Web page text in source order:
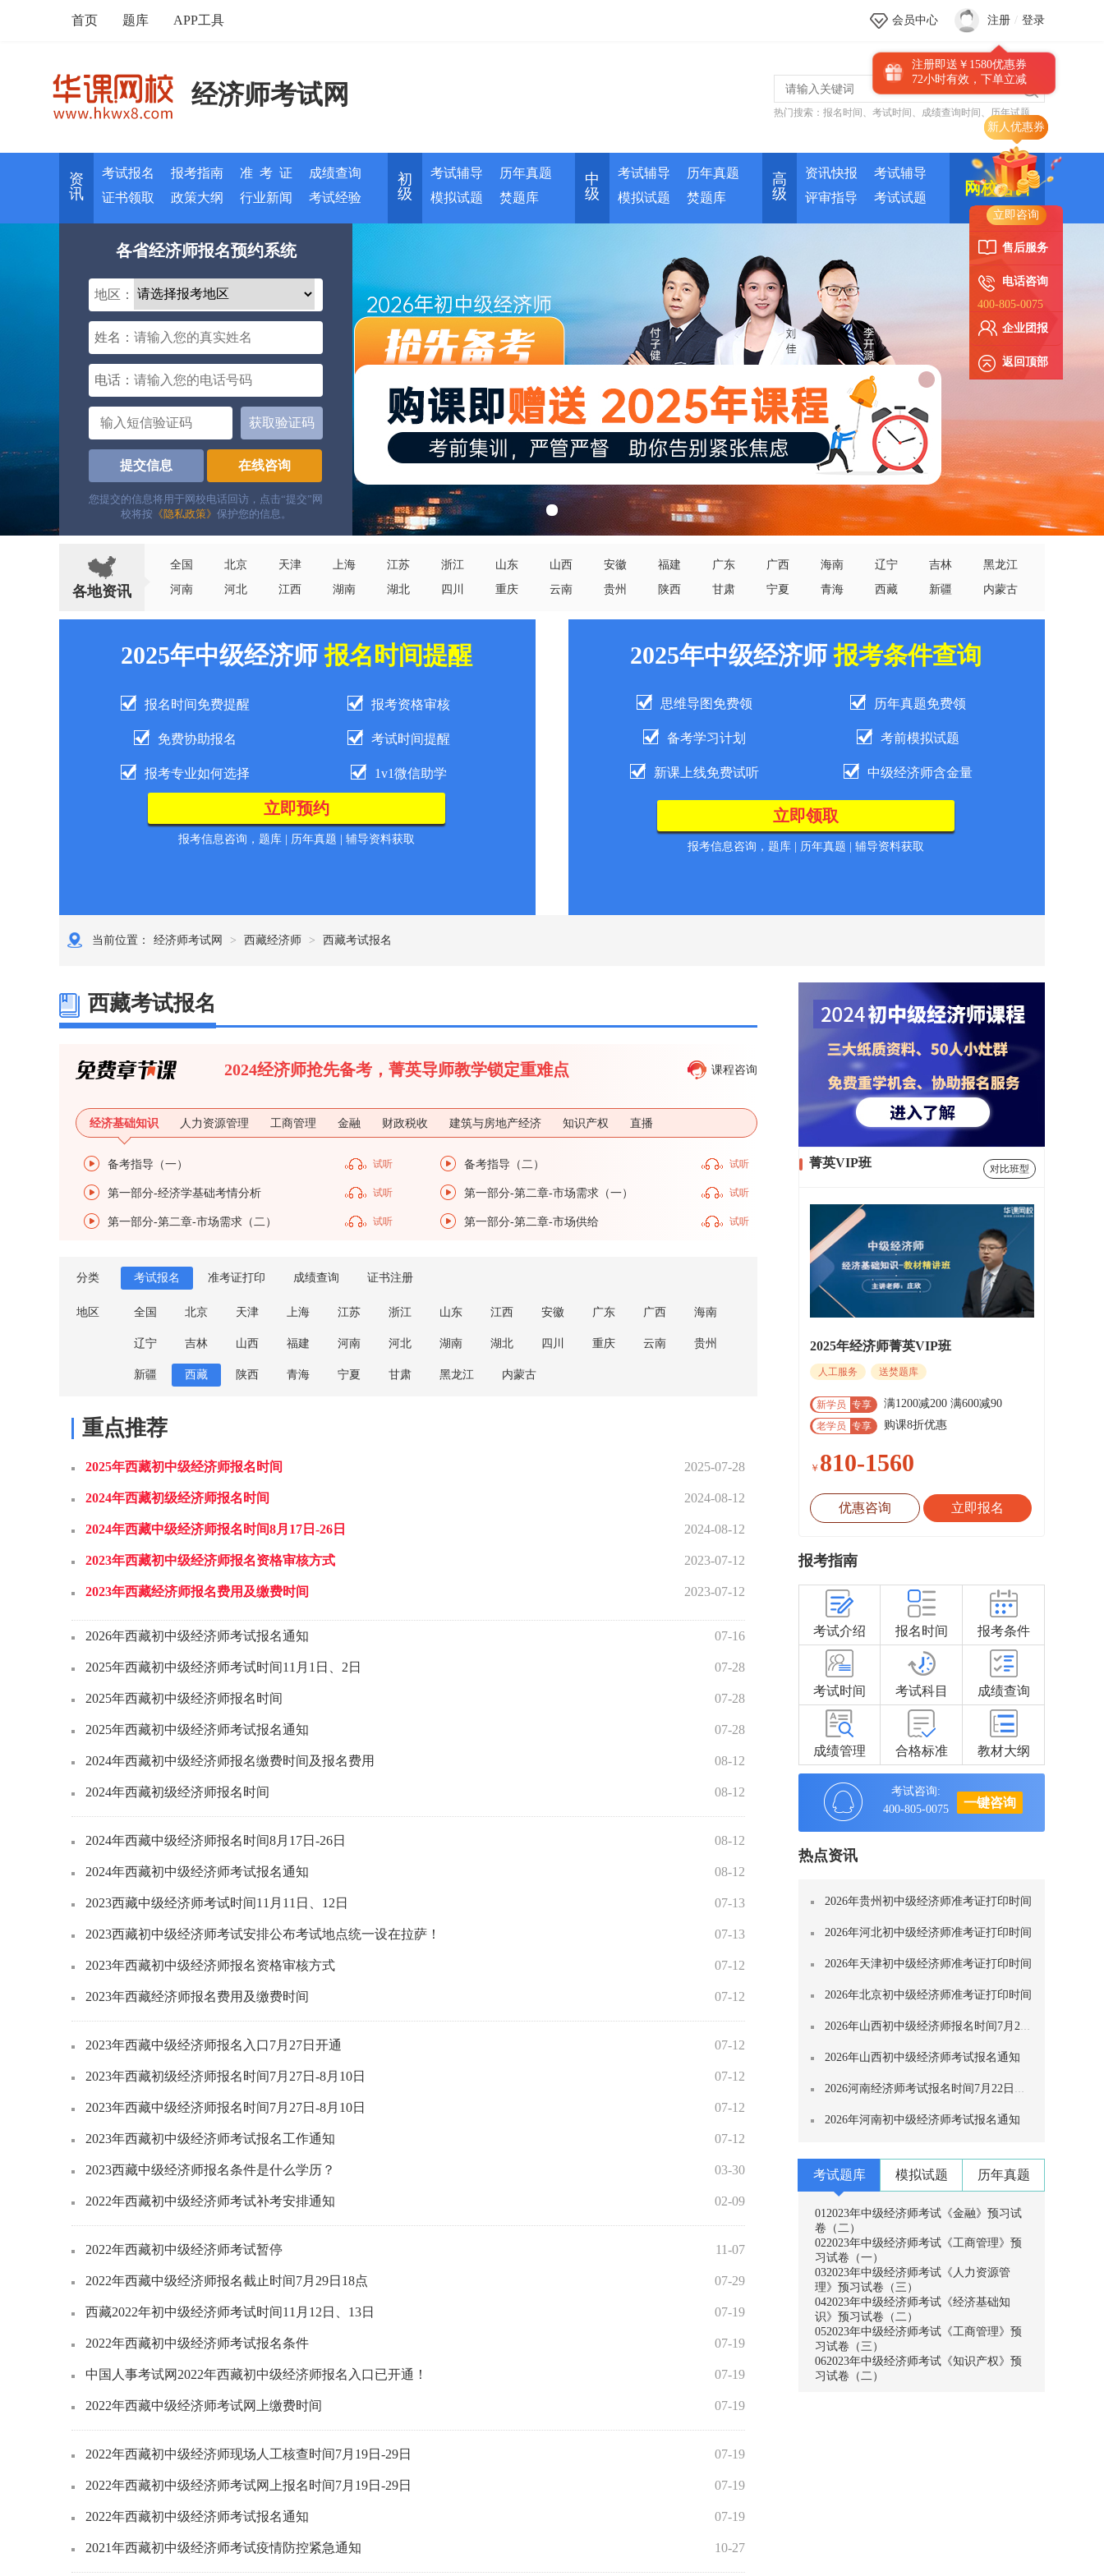
新人优惠券
立即咨询
售后服务
电话咨询
400-805-0075
企业团报
返回顶部
首页 题库 APP工具 会员中心 注册 / 登录
注册即送￥1580优惠券
72小时有效，下单立减
经济师考试网
热门搜索： 报名时间 、 考试时间 、 成绩查询时间 、 历年试题
资
讯
考试报名 报考指南 准 考 证
成绩查询
证书领取
政策大纲 行业新闻 考试经验
初
级
考试辅导
历年真题
模拟试题
焚题库
中
级
考试辅导
历年真题
模拟试题
焚题库
高
级
资讯快报
考试辅导
评审指导
考试试题
网校培训
各省经济师报名预约系统
地区：
姓名：
电话：
获取验证码
提交信息 在线咨询
您提交的信息将用于网校电话回访，点击“提交”网
校将按 《隐私政策》 保护您的信息。
各地资讯
全国 北京 天津 上海 江苏 浙江 山东 山西 安徽 福建 广东 广西 海南 辽宁 吉林
黑龙江
河南
河北 江西 湖南 湖北 四川 重庆 云南 贵州 陕西 甘肃 宁夏 青海 西藏 新疆 内蒙古
2025年中级经济师报名时间提醒
报名时间免费提醒 报考资格审核
免费协助报名 考试时间提醒
报考专业如何选择 1v1微信助学
报考信息咨询，题库 | 历年真题 | 辅导资料获取
2025年中级经济师报考条件查询
思维导图免费领 历年真题免费领
备考学习计划 考前模拟试题
新课上线免费试听 中级经济师含金量
报考信息咨询，题库 | 历年真题 | 辅导资料获取
当前位置： 经济师考试网 > 西藏经济师 > 西藏考试报名
西藏考试报名
2024经济师抢先备考，菁英导师教学锁定重难点 课程咨询
经济基础知识 人力资源管理 工商管理 金融 财政税收 建筑与房地产经济 知识产权 直播
备考指导（一） 试听 备考指导（二） 试听
第一部分-经济学基础考情分析 试听 第一部分-第二章-市场需求（一） 试听
第一部分-第二章-市场需求（二） 试听 第一部分-第二章-市场供给 试听
分类 考试报名 准考证打印 成绩查询 证书注册
地区 全国 北京 天津 上海 江苏 浙江 山东 江西 安徽 广东 广西 海南
辽宁 吉林 山西 福建 河南 河北 湖南 湖北 四川 重庆 云南 贵州
新疆 西藏 陕西 青海 宁夏 甘肃 黑龙江 内蒙古
重点推荐
2025年西藏初中级经济师报名时间 2025-07-28
2024年西藏初级经济师报名时间 2024-08-12
2024年西藏中级经济师报名时间8月17日-26日 2024-08-12
2023年西藏初中级经济师报名资格审核方式 2023-07-12
2023年西藏经济师报名费用及缴费时间 2023-07-12
2026年西藏初中级经济师考试报名通知 07-16
2025年西藏初中级经济师考试时间11月1日、2日 07-28
2025年西藏初中级经济师报名时间 07-28
2025年西藏初中级经济师考试报名通知 07-28
2024年西藏初中级经济师报名缴费时间及报名费用 08-12
2024年西藏初级经济师报名时间 08-12
2024年西藏中级经济师报名时间8月17日-26日 08-12
2024年西藏初中级经济师考试报名通知 08-12
2023西藏中级经济师考试时间11月11日、12日 07-13
2023西藏初中级经济师考试安排公布考试地点统一设在拉萨！ 07-13
2023年西藏初中级经济师报名资格审核方式 07-12
2023年西藏经济师报名费用及缴费时间 07-12
2023年西藏中级经济师报名入口7月27日开通 07-12
2023年西藏初级经济师报名时间7月27日-8月10日 07-12
2023年西藏中级经济师报名时间7月27日-8月10日 07-12
2023年西藏初中级经济师考试报名工作通知 07-12
2023西藏中级经济师报名条件是什么学历？ 03-30
2022年西藏初中级经济师考试补考安排通知 02-09
2022年西藏初中级经济师考试暂停 11-07
2022年西藏中级经济师报名截止时间7月29日18点 07-29
西藏2022年初中级经济师考试时间11月12日、13日 07-19
2022年西藏初中级经济师考试报名条件 07-19
中国人事考试网2022年西藏初中级经济师报名入口已开通！ 07-19
2022年西藏中级经济师考试网上缴费时间 07-19
2022年西藏初中级经济师现场人工核查时间7月19日-29日 07-19
2022年西藏初中级经济师考试网上报名时间7月19日-29日 07-19
2022年西藏初中级经济师考试报名通知 07-19
2021年西藏初中级经济师考试疫情防控紧急通知 10-27
菁英VIP班 对比班型
2025年经济师菁英VIP班
人工服务 送焚题库
新学员 专享 满1200减200 满600减90
老学员 专享 购课8折优惠
￥ 810-1560
优惠咨询 立即报名
报考指南
考试介绍 报名时间 报考条件
考试时间 考试科目 成绩查询
成绩管理 合格标准 教材大纲
考试咨询:
400-805-0075
一键咨询
热点资讯
2026年贵州初中级经济师准考证打印时间
2026年河北初中级经济师准考证打印时间
2026年天津初中级经济师准考证打印时间
2026年北京初中级经济师准考证打印时间
2026年山西初中级经济师报名时间7月29日至
2026年山西初中级经济师考试报名通知
2026河南经济师考试报名时间7月22日至8月
2026年河南初中级经济师考试报名通知
考试题库 模拟试题 历年真题
012023年中级经济师考试《金融》预习试
卷（二）
022023年中级经济师考试《工商管理》预
习试卷（一）
032023年中级经济师考试《人力资源管
理》预习试卷（三）
042023年中级经济师考试《经济基础知
识》预习试卷（二）
052023年中级经济师考试《工商管理》预
习试卷（三）
062023年中级经济师考试《知识产权》预
习试卷（二）